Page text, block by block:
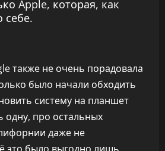
Apple, которая, как
себе.
также не очень порадовала
было начали обходить
систему на планшет
про остальных
даже не